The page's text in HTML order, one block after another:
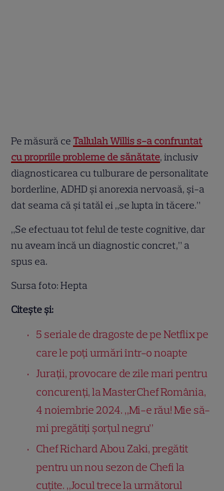
Pe măsură ce Tallulah Willis s-a confruntat
cu propriile probleme de sănătate, inclusiv
diagnosticarea cu tulburare de personalitate
borderline, ADHD și anorexia nervoasă, și-a
dat seama că și tatăl ei „se lupta în tăcere.”
„Se efectuau tot felul de teste cognitive, dar
nu aveam încă un diagnostic concret,” a
spus ea.
Sursa foto: Hepta
Citește și:
5 seriale de dragoste de pe Netflix pe
care le poți urmări într-o noapte
Jurații, provocare de zile mari pentru
concurenți, la MasterChef România,
4 noiembrie 2024. „Mi-e rău! Mie să-
mi pregătiți șorțul negru”
Chef Richard Abou Zaki, pregătit
pentru un nou sezon de Chefi la
cuțite. „Jocul trece la următorul